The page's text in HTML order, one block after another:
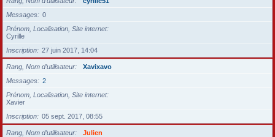
Messages
0
Prénom, Localisation, Site internet
Cyrille
Inscription
27 juin 2017, 14:04
Rang, Nom d’utilisateur
Xavixavo
Messages
2
Prénom, Localisation, Site internet
Xavier
Inscription
05 sept. 2017, 08:55
Rang, Nom d’utilisateur
Julien